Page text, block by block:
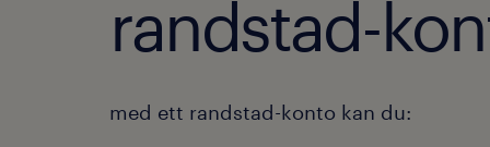
randstad-
med ett randstad-konto kan du: